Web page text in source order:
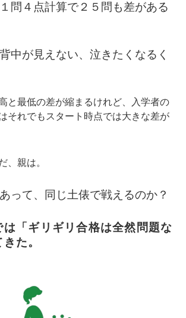
問４点計算で２５問も差がある
中が見えない、泣きたくなるく
と最低の差が縮まるけれど、入学者の
それでもスタート時点では大きな差が
、親は。
って、同じ土俵で戦えるのか？
は「ギリギリ合格は全然問題な
た。